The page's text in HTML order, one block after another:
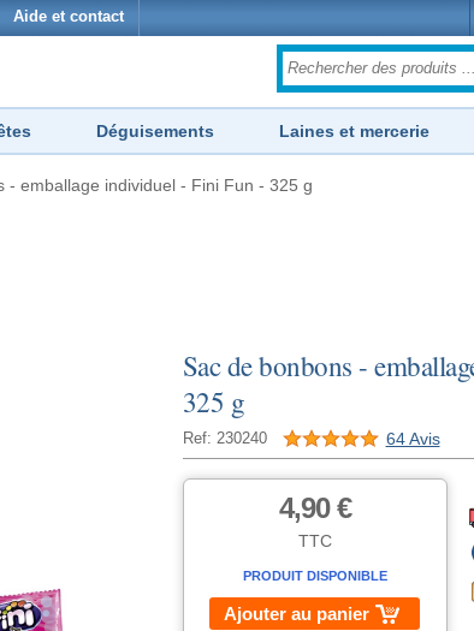
Aide et contact
Déguisements Laines et mercerie
- emballage individuel - Fini Fun - 325 g
Sac de bonbons -
325 g
Ref: 230240 64 Avis
4,90 €
TTC
PRODUIT DISPONIBLE
Ajouter au panier